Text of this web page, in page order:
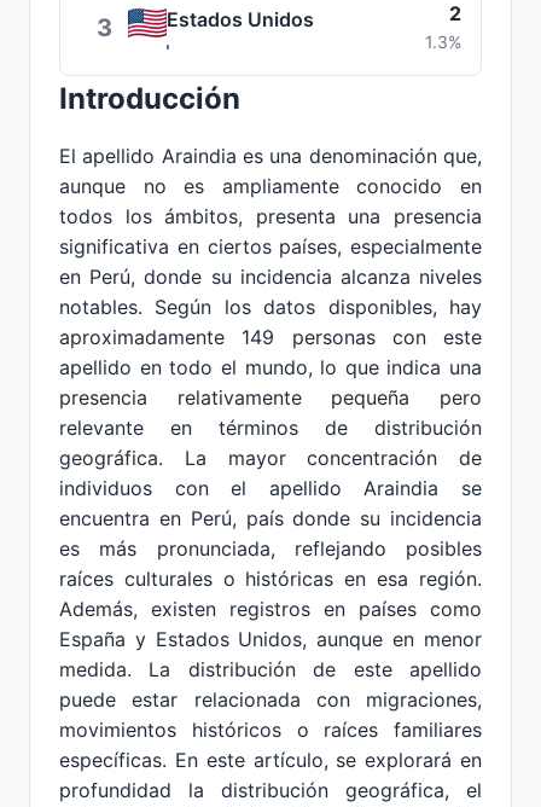
3 Estados Unidos 2
1.3%
Introducción
El apellido Araindia es una denominación que,
aunque no es ampliamente conocido en
todos los ámbitos, presenta una presencia
significativa en ciertos países, especialmente
en Perú, donde su incidencia alcanza niveles
notables. Según los datos disponibles, hay
aproximadamente 149 personas con este
apellido en todo el mundo, lo que indica una
presencia relativamente pequeña pero
relevante en términos de distribución
geográfica. La mayor concentración de
individuos con el apellido Araindia se
encuentra en Perú, país donde su incidencia
es más pronunciada, reflejando posibles
raíces culturales o históricas en esa región.
Además, existen registros en países como
España y Estados Unidos, aunque en menor
medida. La distribución de este apellido
puede estar relacionada con migraciones,
movimientos históricos o raíces familiares
específicas. En este artículo, se explorará en
profundidad la distribución geográfica, el